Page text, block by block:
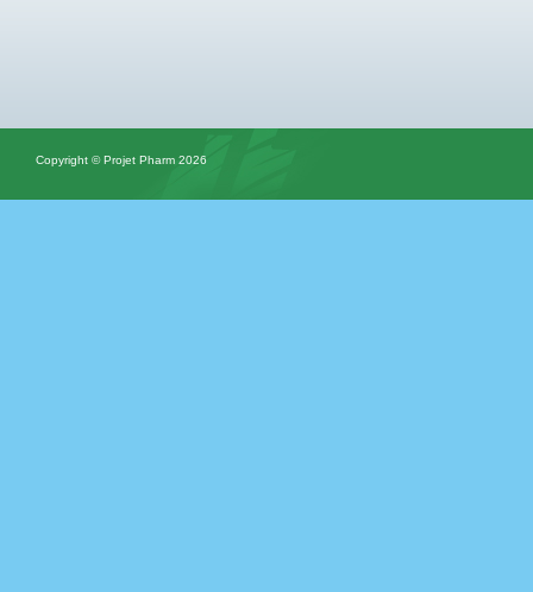
Copyright © Projet Pharm 2026